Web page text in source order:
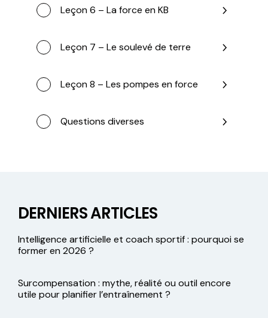
Leçon 6 – La force en KB
Leçon 7 – Le soulevé de terre
Leçon 8 – Les pompes en force
Questions diverses
DERNIERS ARTICLES
Intelligence artificielle et coach sportif : pourquoi se
former en 2026 ?
Surcompensation : mythe, réalité ou outil encore
utile pour planifier l’entraînement ?